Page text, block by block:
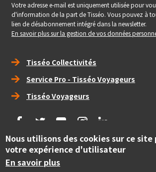
Votre adresse e-mail est uniquement utilisée pour
d'information de la part de Tisséo. Vous pouvez à
lien de désabonnement intégré dans la newsletter.
En savoir plus sur la gestion de vos données
Right_footer
Tisséo Collectivités
Service Pro - Tisséo Voyageurs
Tisséo Voyageurs
social
Copyright
© Tisséo Collectivités 2020 - Autorité
mobilités de la grande agglomération
Nous utilisons des cookies sur ce
votre expérience d'utilisateur
En savoir plus